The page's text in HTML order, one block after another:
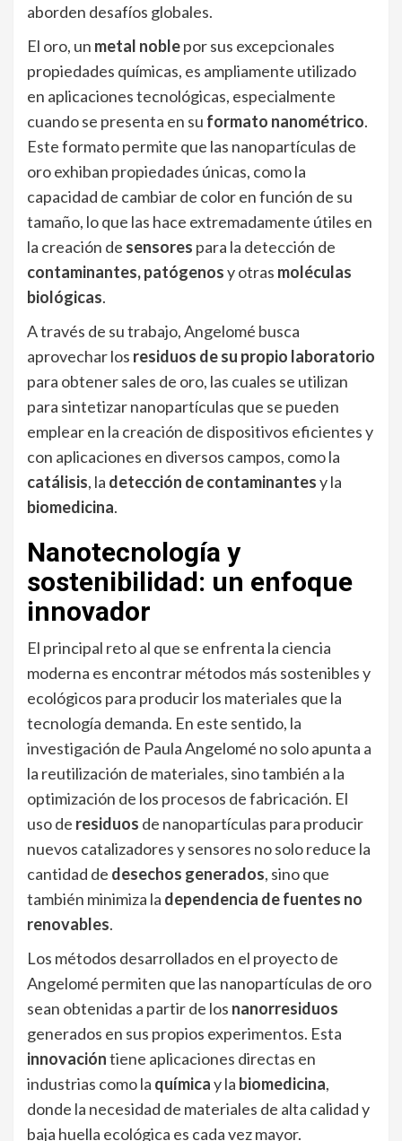
aborden desafíos globales.
El oro, un metal noblepor sus excepcionales
propiedades químicas, es ampliamente utilizado
en aplicaciones tecnológicas, especialmente
cuando se presenta en su formato nanométrico.
Este formato permite que las nanopartículas de
oro exhiban propiedades únicas, como la
capacidad de cambiar de color en función de su
tamaño, lo que las hace extremadamente útiles en
la creación de sensores para la detección de
contaminantes, patógenosy otras moléculas
biológicas.
A través de su trabajo, Angelomé busca
aprovechar los residuos de su propio laboratorio
para obtener sales de oro, las cuales se utilizan
para sintetizar nanopartículas que se pueden
emplear en la creación de dispositivos eficientes y
con aplicaciones en diversos campos, como la
catálisis, la detección de contaminantesy la
biomedicina.
Nanotecnología y
sostenibilidad: un enfoque
innovador
El principal reto al que se enfrenta la ciencia
moderna es encontrar métodos más sostenibles y
ecológicos para producir los materiales que la
tecnología demanda. En este sentido, la
investigación de Paula Angelomé no solo apunta a
la reutilización de materiales, sino también a la
optimización de los procesos de fabricación. El
uso de residuos de nanopartículas para producir
nuevos catalizadores y sensores no solo reduce la
cantidad de desechos generados, sino que
también minimiza la dependencia de fuentes no
renovables.
Los métodos desarrollados en el proyecto de
Angelomé permiten que las nanopartículas de oro
sean obtenidas a partir de los nanorresiduos
generados en sus propios experimentos. Esta
innovacióntiene aplicaciones directas en
industrias como la químicay la biomedicina,
donde la necesidad de materiales de alta calidad y
baja huella ecológica es cada vez mayor.